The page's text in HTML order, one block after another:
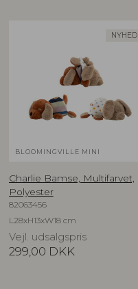
NYHED
BLOOMINGVILLE MINI
Charlie Bamse, Multifarvet,
Polyester
82063456
L28xH13xW18 cm
Vejl. udsalgspris
299,00 DKK